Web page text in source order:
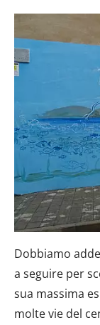
Dobbiamo
a seguire per
sua massima
molte vie del